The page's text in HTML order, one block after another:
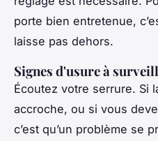
porte bien entretenue,
laisse pas dehors.
Signes d'usure à
Écoutez votre serrure. Si
accroche, ou si vous
c’est qu’un problème se